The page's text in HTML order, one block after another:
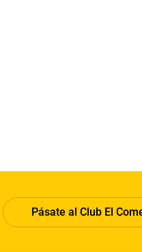
Pásate al Club El